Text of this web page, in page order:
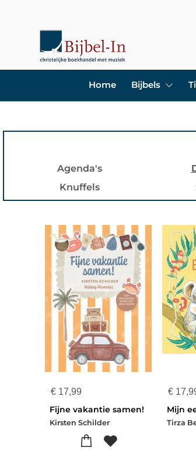
Home Bijbels
Agenda's
Knuffels
€17,99
Fijne vakantie samen!
Kirsten Schilder
€
Mijn
Tirza